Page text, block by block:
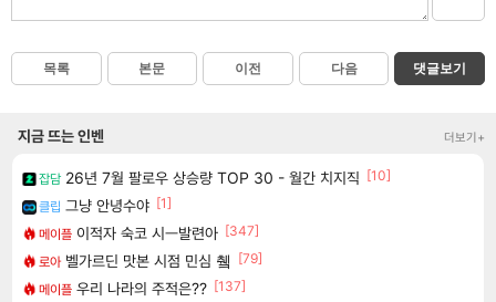
목록 본문 이전 다음 댓글보기
지금 뜨는 인벤 더보기+
잡담 26년 7월 팔로우 상승량 TOP 30 - 월간 치지직 [10]
클립 그냥 안녕수야 [1]
메이플 이적자 숙코 시ㅡ발련아 [347]
로아 벨가르딘 맛본 시점 민심 췤
[79]
메이플 우리 나라의 주적은?? [137]